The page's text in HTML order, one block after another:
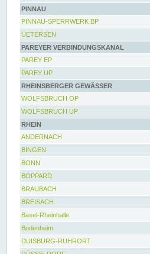
PINNAU
PINNAU-SPERRWERK BP
UETERSEN
PAREYER VERBINDUNGSKANAL
PAREY EP
PAREY UP
RHEINSBERGER GEWÄSSER
WOLFSBRUCH OP
WOLFSBRUCH UP
RHEIN
ANDERNACH
BINGEN
BONN
BOPPARD
BRAUBACH
BREISACH
Basel-Rheinhalle
Bodenheim
DUISBURG-RUHRORT